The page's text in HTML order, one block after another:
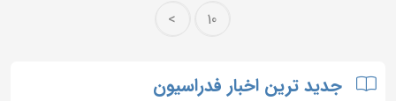
10
>
جدید ترین اخبار فدراسیون